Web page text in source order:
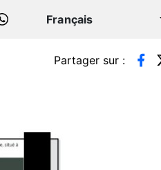
WHATSAPP
Partager sur :